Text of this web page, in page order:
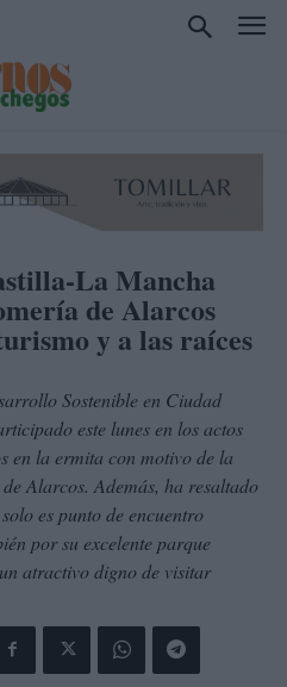
La Mancha
de Alarcos
y a las raíces
Sostenible en Ciudad
este lunes en los actos
en la ermita con motivo de la
Alarcos. Además, ha resaltado
es punto de encuentro
por su excelente parque
atractivo digno de visitar